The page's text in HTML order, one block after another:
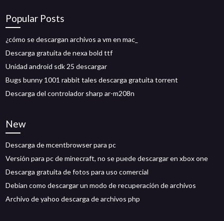
Popular Posts
¿cómo se descargan archivos a vm en mac_
Descarga gratuita de nexa bold ttf
Unidad android sdk 25 descargar
Bugs bunny 1001 rabbit tales descarga gratuita torrent
Descarga del controlador sharp ar-m208n
New
Descarga de mcentbrowser para pc
Versión para pc de minecraft, no se puede descargar en xbox one
Descarga gratuita de fotos para uso comercial
Debian como descargar un modo de recuperación de archivos
Archivo de yahoo descarga de archivos php